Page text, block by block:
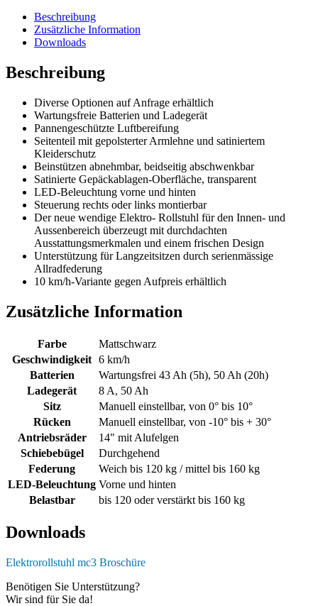
Beschreibung
Zusätzliche Information
Downloads
Beschreibung
Diverse Optionen auf Anfrage erhältlich
Wartungsfreie Batterien und Ladegerät
Pannengeschützte Luftbereifung
Seitenteil mit gepolsterter Armlehne und satiniertem
Kleiderschutz
Beinstützen abnehmbar, beidseitig abschwenkbar
Satinierte Gepäckablagen-Oberfläche, transparent
LED-Beleuchtung vorne und hinten
Steuerung rechts oder links montierbar
Der neue wendige Elektro- Rollstuhl für den Innen- und
Aussenbereich überzeugt mit durchdachten
Ausstattungsmerkmalen und einem frischen Design
Unterstützung für Langzeitsitzen durch serienmässige
Allradfederung
10 km/h-Variante gegen Aufpreis erhältlich
Zusätzliche Information
Farbe
Mattschwarz
Geschwindigkeit 6 km/h
Batterien
Wartungsfrei 43 Ah (5h), 50 Ah (20h)
Ladegerät
8 A, 50 Ah
Sitz
Manuell einstellbar, von 0° bis 10°
Rücken
Manuell einstellbar, von -10° bis + 30°
Antriebsräder
14" mit Alufelgen
Schiebebügel
Durchgehend
Federung
Weich bis 120 kg / mittel bis 160 kg
LED-Beleuchtung Vorne und hinten
Belastbar
bis 120 oder verstärkt bis 160 kg
Downloads
Elektrorollstuhl mc3 Broschüre
Benötigen Sie Unterstützung?
Wir sind für Sie da!